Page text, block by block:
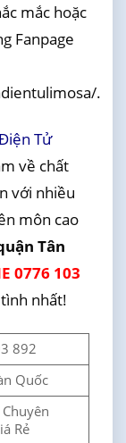
mắc hoặc
Fanpage
.
Tử
về chất
với nhiều
môn cao
Tân
0776 103
nhất!
892
Quốc
Rẻ